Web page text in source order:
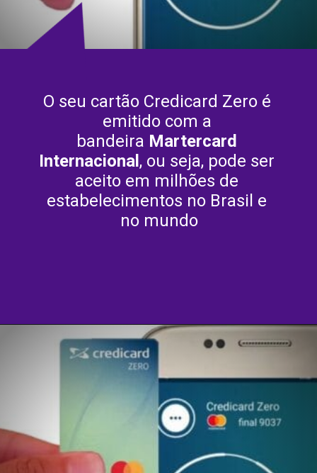
O seu cartão Credicard Zero é
emitido com a
bandeira Martercard
Internacional, ou seja, pode ser
aceito em milhões de
estabelecimentos no Brasil e
no mundo